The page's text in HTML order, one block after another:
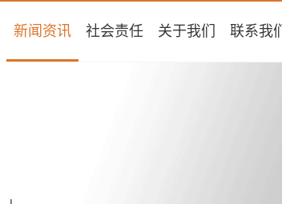
新闻资讯 社会责任 关于我们 联系我们